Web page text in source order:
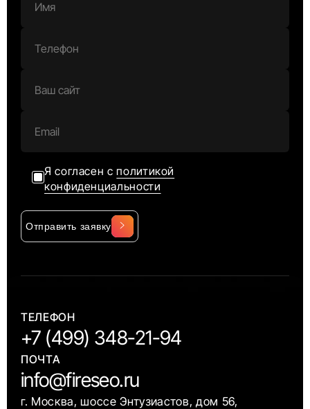
Я согласен сполитикой
конфиденциальности
Отправить заявку
ТЕЛЕФОН
+7 (499) 348-21-94
ПОЧТА
info@fireseo.ru
г. Москва, шоссе Энтузиастов, дом 56,